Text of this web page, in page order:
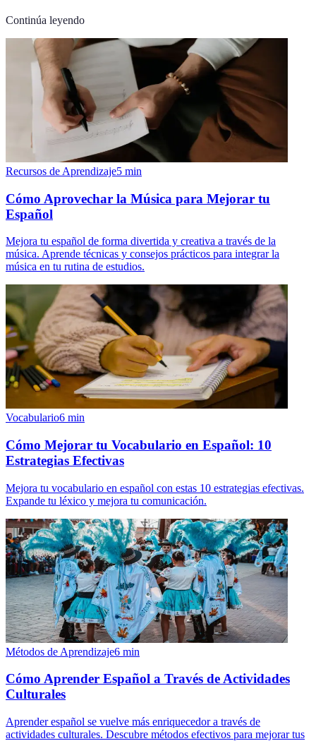
Continúa leyendo
Recursos de Aprendizaje5 min
Cómo Aprovechar la Música para Mejorar tu
Español
Mejora tu español de forma divertida y creativa a través de la
música. Aprende técnicas y consejos prácticos para integrar la
música en tu rutina de estudios.
Vocabulario6 min
Cómo Mejorar tu Vocabulario en Español: 10
Estrategias Efectivas
Mejora tu vocabulario en español con estas 10 estrategias efectivas.
Expande tu léxico y mejora tu comunicación.
Métodos de Aprendizaje6 min
Cómo Aprender Español a Través de Actividades
Culturales
Aprender español se vuelve más enriquecedor a través de
actividades culturales. Descubre métodos efectivos para mejorar tus